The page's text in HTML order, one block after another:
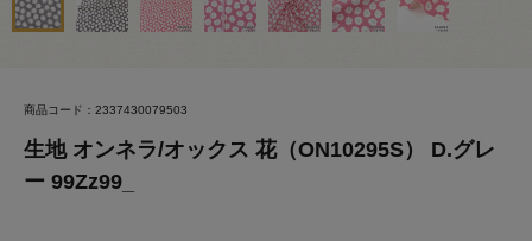
商品コード：2337430079503
生地 オンネラ/オックス 花（ON10295S） D.グレ
ー 99Zz99_